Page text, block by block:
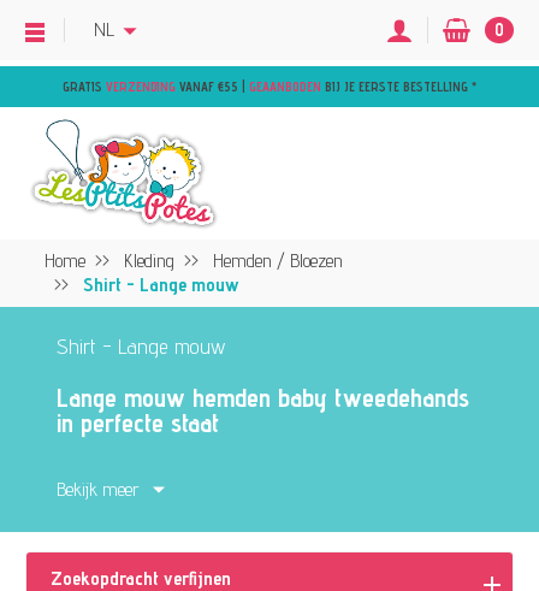
GRATIS VERZENDING VANAF €55 | GEAANBODEN BIJ JE EERSTE BESTELLING *
NL 0
Home Kleding
Hemden / Bloezen
Shirt - Lange mouw
Shirt - Lange mouw
Lange mouw hemden baby tweedehands
in perfecte staat
van 0 tot 6 jaar in perfecte staat. Geschikt
voor koelere seizoenen, met comfort en
kwaliteit.
Bekijk meer
Zoekopdracht verfijnen